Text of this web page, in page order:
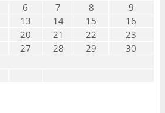
6 7 8
9
13 14 15
16
20 21 22
23
27 28 29
30